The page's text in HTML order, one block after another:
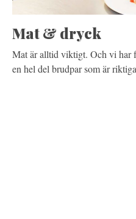
Mat & dryck
Mat är alltid viktigt. Och vi har
en hel del brudpar som är